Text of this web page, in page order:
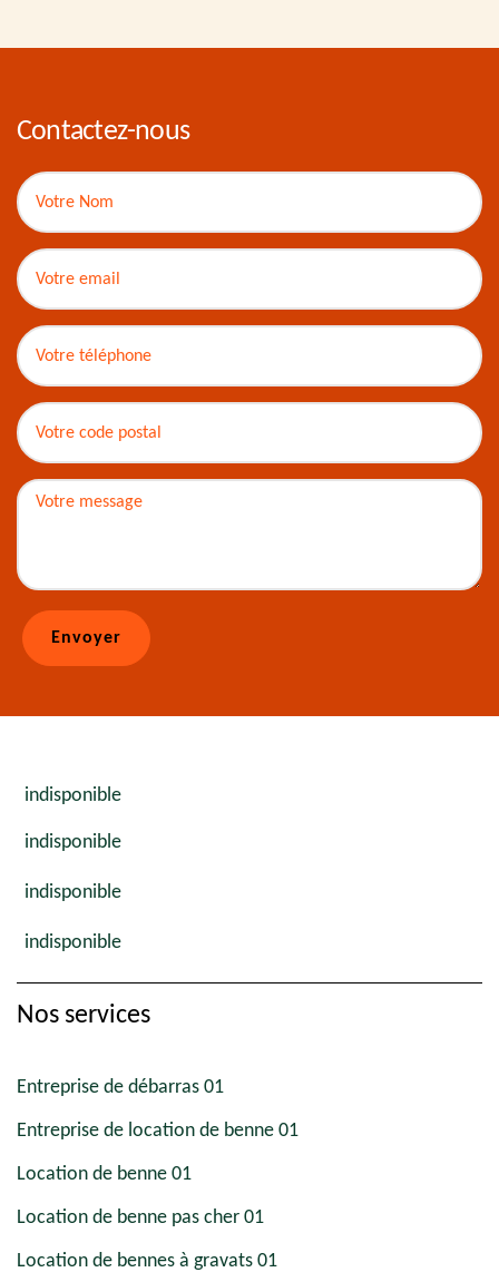
Contactez-nous
indisponible
indisponible
indisponible
indisponible
Nos services
Entreprise de débarras 01
Entreprise de location de benne 01
Location de benne 01
Location de benne pas cher 01
Location de bennes à gravats 01